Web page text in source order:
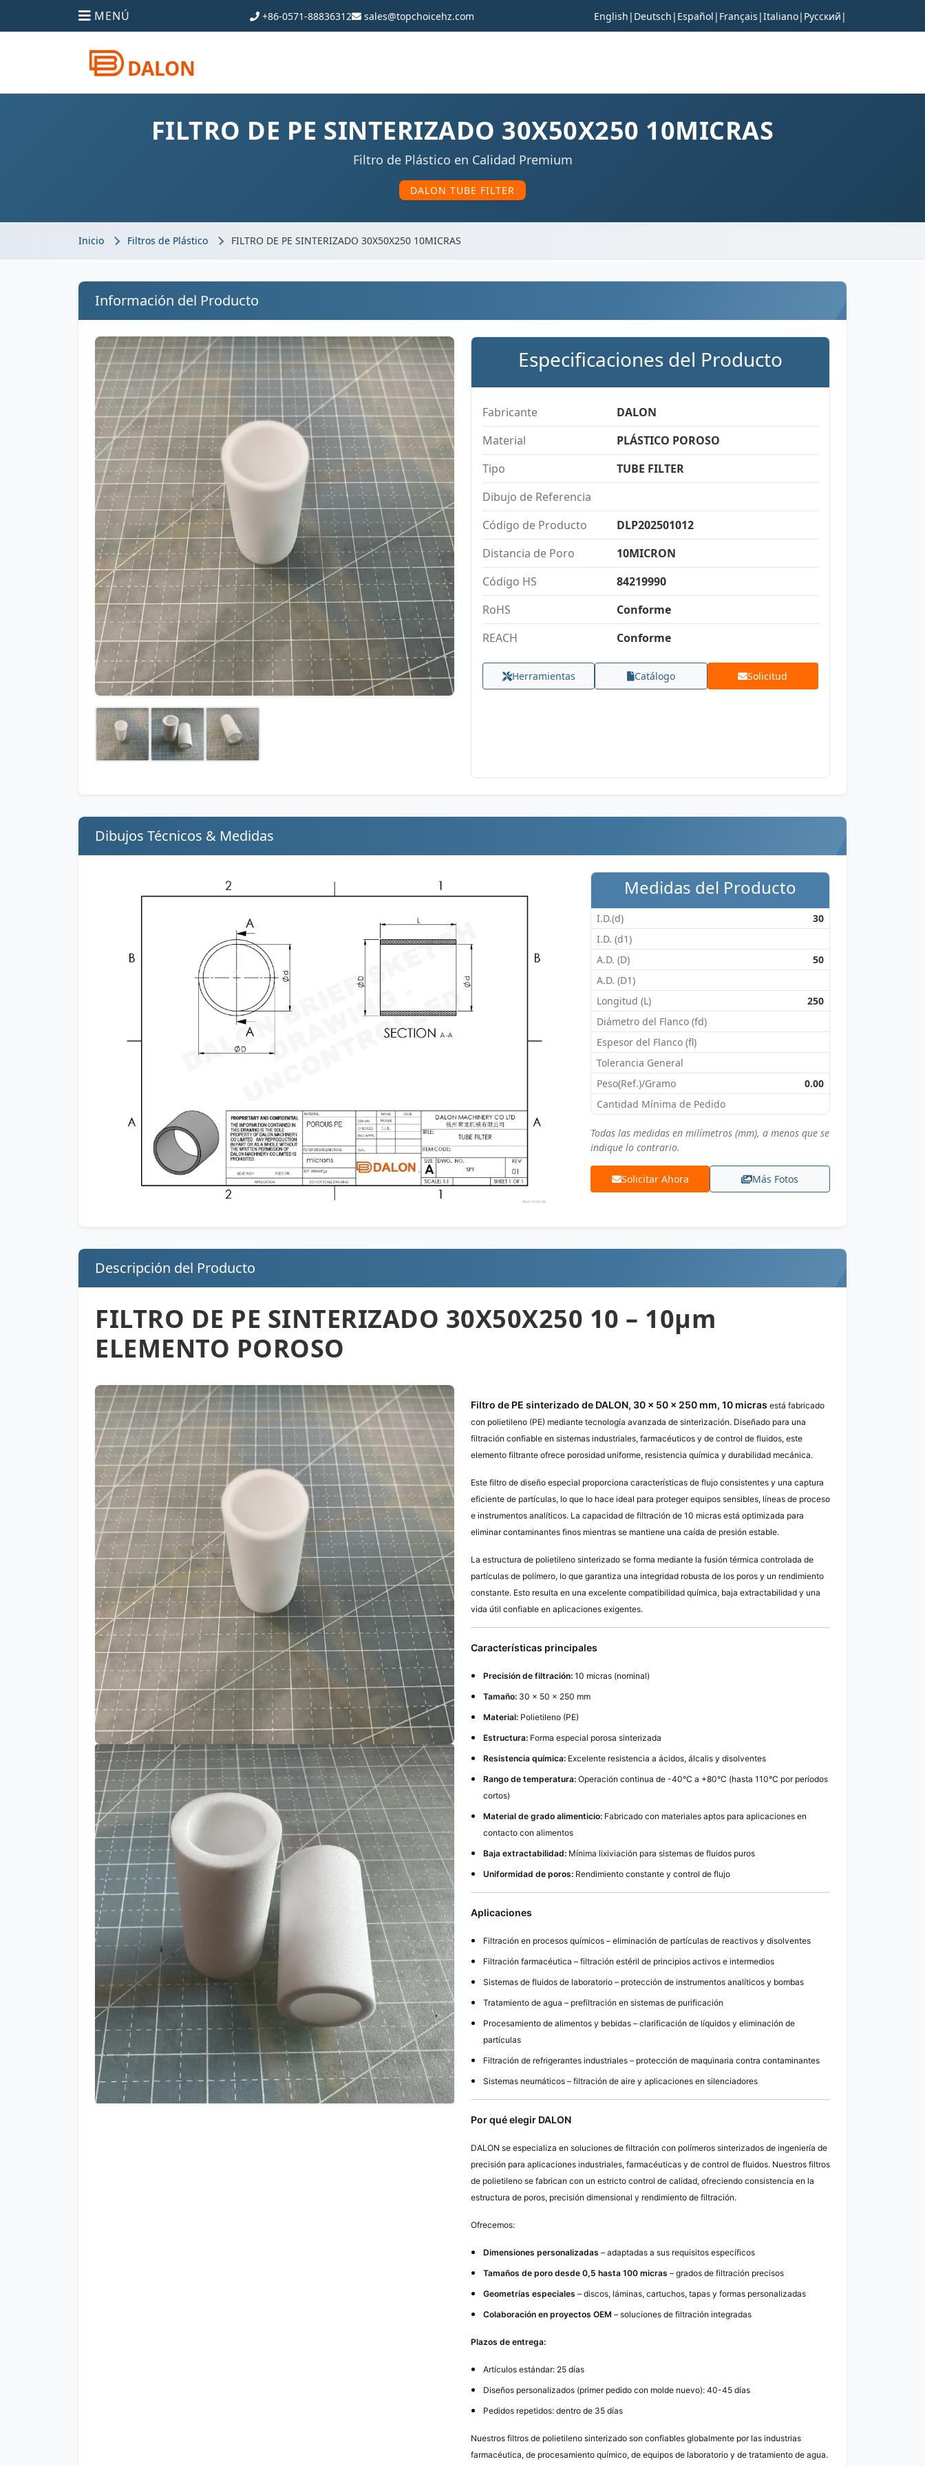
MENÚ +86-0571-88836312 sales@topchoicehz.com English | Deutsch | Español | Français |Italiano| Русский |
DALON
FILTRO DE PE SINTERIZADO 30X50X250 10MICRAS
Filtro de Plástico en Calidad Premium
DALON TUBE FILTER
Inicio Filtros de Plástico FILTRO DE PE SINTERIZADO 30X50X250 10MICRAS
Información del Producto
Especificaciones del Producto
Fabricante
DALON
Material
PLÁSTICO POROSO
Tipo
TUBE FILTER
Dibujo de Referencia
Código de Producto
DLP202501012
Distancia de Poro
10MICRON
Código HS
84219990
RoHS
Conforme
REACH
Conforme
Herramientas Catálogo Solicitud
Dibujos Técnicos & Medidas
Medidas del Producto
I.D.(d)
30
I.D. (d1)
A.D. (D)
50
A.D. (D1)
Longitud (L)
250
Diámetro del Flanco (fd)
Espesor del Flanco (fl)
Tolerancia General
Peso(Ref.)/Gramo
0.00
Cantidad Mínima de Pedido
Todas las medidas en milímetros (mm), a menos que se
indique lo contrario.
Solicitar Ahora Más Fotos
Descripción del Producto
FILTRO DE PE SINTERIZADO 30X50X250 10 – 10µm
ELEMENTO POROSO
Filtro de PE sinterizado de DALON, 30 × 50 × 250 mm, 10 micras está fabricado
con polietileno (PE) mediante tecnología avanzada de sinterización. Diseñado para una
filtración confiable en sistemas industriales, farmacéuticos y de control de fluidos, este
elemento filtrante ofrece porosidad uniforme, resistencia química y durabilidad mecánica.
Este filtro de diseño especial proporciona características de flujo consistentes y una captura
eficiente de partículas, lo que lo hace ideal para proteger equipos sensibles, líneas de proceso
e instrumentos analíticos. La capacidad de filtración de 10 micras está optimizada para
eliminar contaminantes finos mientras se mantiene una caída de presión estable.
La estructura de polietileno sinterizado se forma mediante la fusión térmica controlada de
partículas de polímero, lo que garantiza una integridad robusta de los poros y un rendimiento
constante. Esto resulta en una excelente compatibilidad química, baja extractabilidad y una
vida útil confiable en aplicaciones exigentes.
Características principales
Precisión de filtración: 10 micras (nominal)
Tamaño: 30 × 50 × 250 mm
Material: Polietileno (PE)
Estructura: Forma especial porosa sinterizada
Resistencia química: Excelente resistencia a ácidos, álcalis y disolventes
Rango de temperatura: Operación continua de -40°C a +80°C (hasta 110°C por períodos
cortos)
Material de grado alimenticio: Fabricado con materiales aptos para aplicaciones en
contacto con alimentos
Baja extractabilidad: Mínima lixiviación para sistemas de fluidos puros
Uniformidad de poros: Rendimiento constante y control de flujo
Aplicaciones
Filtración en procesos químicos – eliminación de partículas de reactivos y disolventes
Filtración farmacéutica – filtración estéril de principios activos e intermedios
Sistemas de fluidos de laboratorio – protección de instrumentos analíticos y bombas
Tratamiento de agua – prefiltración en sistemas de purificación
Procesamiento de alimentos y bebidas – clarificación de líquidos y eliminación de
partículas
Filtración de refrigerantes industriales – protección de maquinaria contra contaminantes
Sistemas neumáticos – filtración de aire y aplicaciones en silenciadores
Por qué elegir DALON
DALON se especializa en soluciones de filtración con polímeros sinterizados de ingeniería de
precisión para aplicaciones industriales, farmacéuticas y de control de fluidos. Nuestros filtros
de polietileno se fabrican con un estricto control de calidad, ofreciendo consistencia en la
estructura de poros, precisión dimensional y rendimiento de filtración.
Ofrecemos:
Dimensiones personalizadas – adaptadas a sus requisitos específicos
Tamaños de poro desde 0,5 hasta 100 micras – grados de filtración precisos
Geometrías especiales – discos, láminas, cartuchos, tapas y formas personalizadas
Colaboración en proyectos OEM – soluciones de filtración integradas
Plazos de entrega:
Artículos estándar: 25 días
Diseños personalizados (primer pedido con molde nuevo): 40-45 días
Pedidos repetidos: dentro de 35 días
Nuestros filtros de polietileno sinterizado son confiables globalmente por las industrias
farmacéutica, de procesamiento químico, de equipos de laboratorio y de tratamiento de agua.